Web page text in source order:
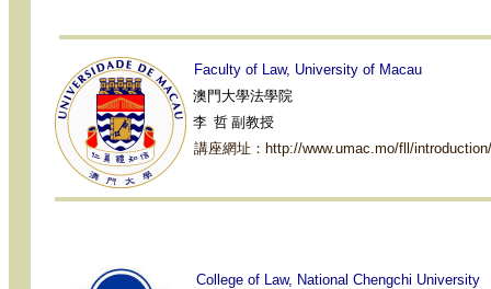
Faculty of Law, University of Macau
澳門大學法學院
李 哲 副教授
講座網址： http://www.umac.mo/fll/
College of Law, National Chengchi University